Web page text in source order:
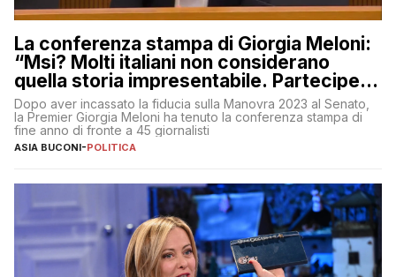
La conferenza stampa di Giorgia Meloni:
“Msi? Molti italiani non considerano
quella storia impresentabile. Parteciperò
al 25 aprile”
Dopo aver incassato la fiducia sulla Manovra 2023 al Senato,
la Premier Giorgia Meloni ha tenuto la conferenza stampa di
fine anno di fronte a 45 giornalisti
ASIA BUCONI-POLITICA